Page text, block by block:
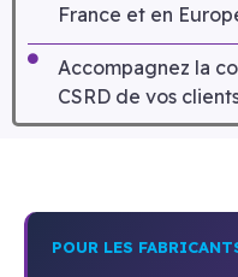
France et en
Accompagnez la
CSRD de vos
POUR LES